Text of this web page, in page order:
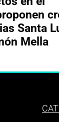
Santa
Mella